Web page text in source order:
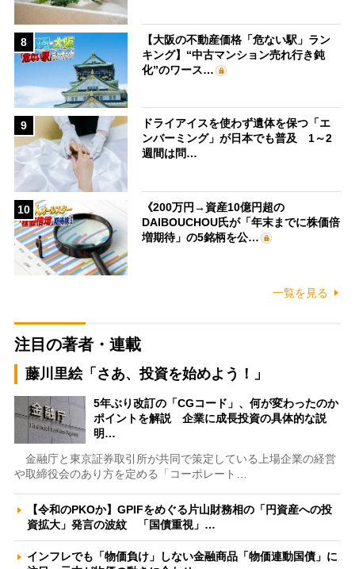
8
【大阪の不動産価格「危ない駅」ラン
キング】“中古マンション売れ行き鈍
化”のワース…
9
ドライアイスを使わず遺体を保つ「エ
ンバーミング」が日本でも普及 1～2
週間は問…
10
《200万円→資産10億円超の
DAIBOUCHOU氏が「年末までに株価倍
増期待」の5銘柄を公…
一覧を見る
注目の著者・連載
藤川里絵「さあ、投資を始めよう！」
5年ぶり改訂の「CGコード」、何が変わったのか
ポイントを解説 企業に成長投資の具体的な説
明…
金融庁と東京証券取引所が共同で策定している上場企業の経営
や取締役会のあり方を定める「コーポレート…
【令和のPKOか】GPIFをめぐる片山財務相の「円資産への投
資拡大」発言の波紋 「国債重視」…
インフレでも「物価負け」しない金融商品「物価連動国債」に